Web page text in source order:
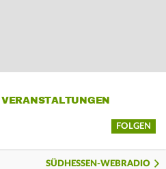
FOLGEN
SÜDHESSEN-WEBRADIO